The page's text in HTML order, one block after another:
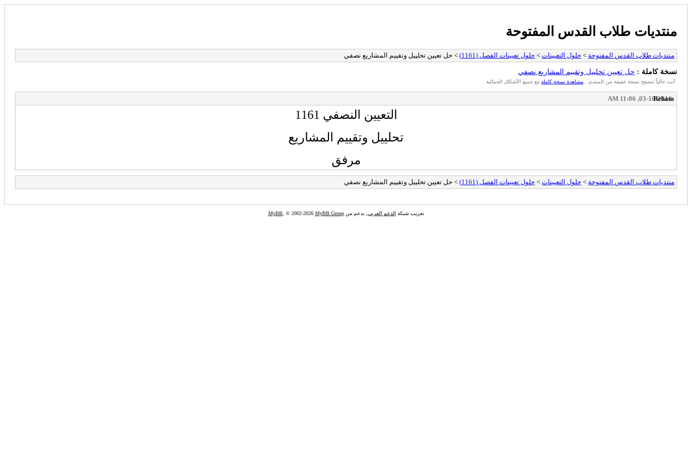
منتديات طلاب القدس المفتوحة
منتديات طلاب القدس المفتوحة > حلول التعيينات > حلول تعيينات الفصل (1161) > حل تعيين تحلييل وتقييم المشاريع نصفي
نسخة كاملة : حل تعيين تحلييل وتقييم المشاريع نصفي
أنت حالياً تتصفح نسخة خفيفة من المنتدى . مشاهدة نسخة كاملة مع جميع الأشكال الجمالية .
Reham
03-10-2016, 11:06 AM
التعيين النصفي 1161
تحلييل وتقييم المشاريع
مرفق
منتديات طلاب القدس المفتوحة > حلول التعيينات > حلول تعيينات الفصل (1161) > حل تعيين تحلييل وتقييم المشاريع نصفي
تعريب شبكة الدعم العربي , بدعم من MyBB, © 2002-2026 MyBB Group